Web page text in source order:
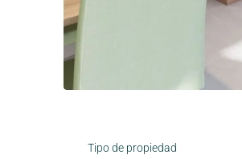
Tipo de propiedad